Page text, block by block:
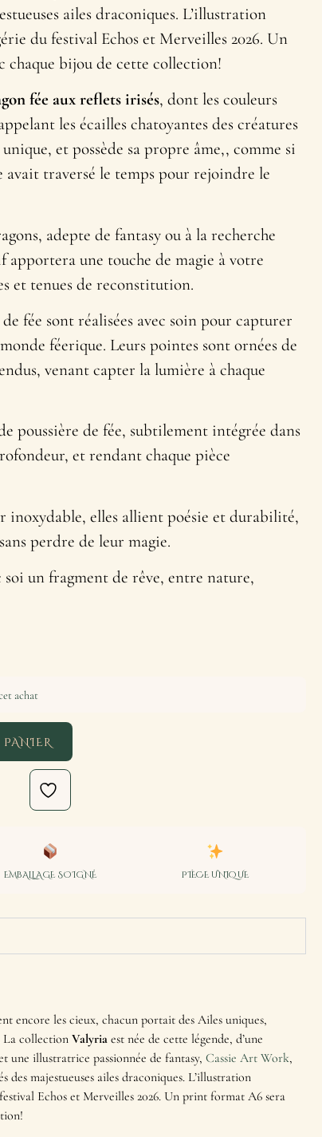
ailes draconiques. L’illustration
du festival Echos et Merveilles 2026. Un
bijou de cette collection!
fée aux reflets irisés, dont les couleurs
les écailles chatoyantes des créatures
et possède sa propre âme,, comme si
avait traversé le temps pour rejoindre le
adepte de fantasy ou à la recherche
une touche de magie à votre
et tenues de reconstitution.
fée sont réalisées avec soin pour capturer
féerique. Leurs pointes sont ornées de
venant capter la lumière à chaque
poussière de fée, subtilement intégrée dans
et rendant chaque pièce
inoxydable, elles allient poésie et durabilité,
perdre de leur magie.
un fragment de rêve, entre nature,
achat
EMBALLAGE SOIGNÉ PIÈCE UNIQUE
encore les cieux, chacun portait des Ailes uniques,
La collection Valyria est née de cette légende, d’une
illustratrice passionnée de fantasy, Cassie Art Work,
majestueuses ailes draconiques. L’illustration
Echos et Merveilles 2026. Un print format A6 sera